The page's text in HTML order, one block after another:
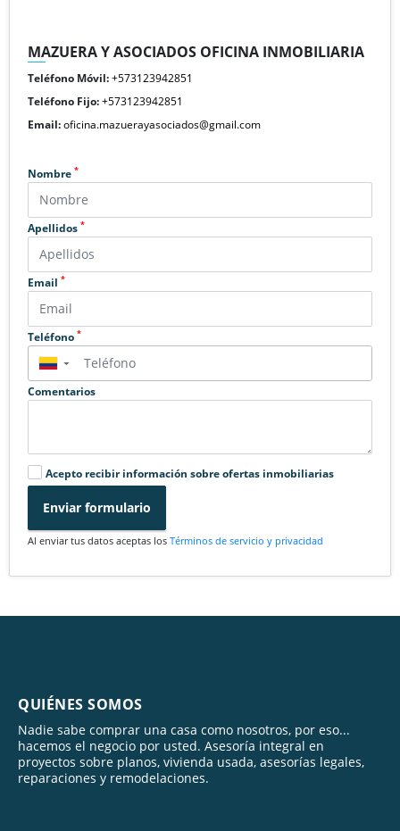
MAZUERA Y ASOCIADOS OFICINA INMOBILIARIA
Teléfono Móvil:+573123942851
Teléfono Fijo:+573123942851
Email:oficina.mazuerayasociados@gmail.com
Nombre *
Apellidos *
Email *
Teléfono *
▼
Comentarios
Acepto recibir información sobre ofertas inmobiliarias
Enviar formulario
Al enviar tus datos aceptas los Términos de servicio y privacidad
QUIÉNES SOMOS
Nadie sabe comprar una casa como nosotros, por eso...
hacemos el negocio por usted. Asesoría integral en
proyectos sobre planos, vivienda usada, asesorías legales,
reparaciones y remodelaciones.